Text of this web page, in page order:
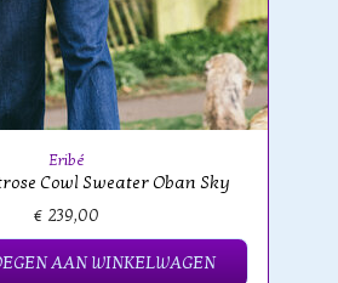
Eribé
Cowl Sweater Oban Sky
€ 239,00
AAN WINKELWAGEN